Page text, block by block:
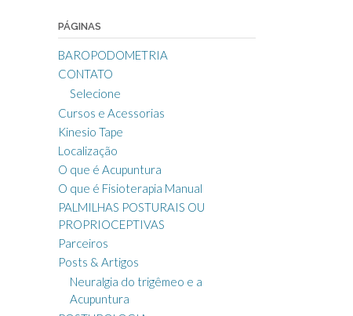
PÁGINAS
BAROPODOMETRIA
CONTATO
Selecione
Cursos e Acessorias
Kinesio Tape
Localização
O que é Acupuntura
O que é Fisioterapia Manual
PALMILHAS POSTURAIS OU
PROPRIOCEPTIVAS
Parceiros
Posts & Artigos
Neuralgia do trigêmeo e a
Acupuntura